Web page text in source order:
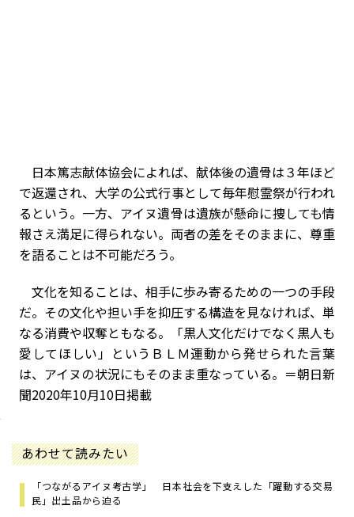
日本篤志献体協会によれば、献体後の遺骨は３年ほど
で返還され、大学の公式行事として毎年慰霊祭が行われ
るという。一方、アイヌ遺骨は遺族が懸命に捜しても情
報さえ満足に得られない。両者の差をそのままに、尊重
を語ることは不可能だろう。
文化を知ることは、相手に歩み寄るための一つの手段
だ。その文化や担い手を抑圧する構造を見なければ、単
なる消費や収奪ともなる。「黒人文化だけでなく黒人も
愛してほしい」というＢＬＭ運動から発せられた言葉
は、アイヌの状況にもそのまま重なっている。＝朝日新
聞2020年10月10日掲載
あわせて読みたい
「つながるアイヌ考古学」 日本社会を下支えした「躍動する交易
民」出土品から迫る